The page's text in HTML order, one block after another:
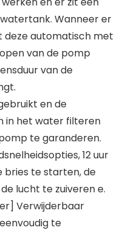
Wanneer er
deze automatisch met
van de pomp
van de
en de
in het water filteren
te garanderen.
12 uur
bries te starten, de
lucht te zuiveren e.
Verwijderbaar
te